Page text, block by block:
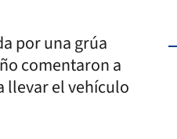
por una grúa
comentaron a
llevar el vehículo